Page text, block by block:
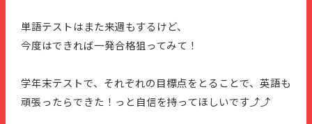
単語テストはまた来週もするけど、
今度はできれば一発合格狙ってみて！
学年末テストで、それぞれの目標点をとることで、英語も
頑張ったらできた！っと自信を持ってほしいです⤴⤴